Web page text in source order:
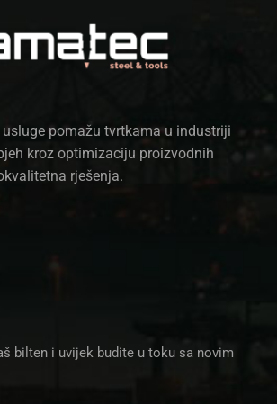
usluge pomažu tvrtkama u industriji
kroz optimizaciju proizvodnih
rješenja.
bilten i uvijek budite u toku sa novim